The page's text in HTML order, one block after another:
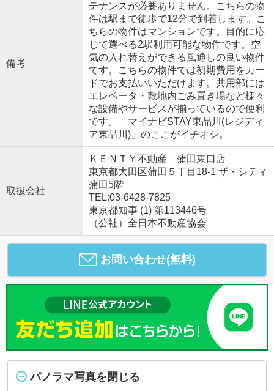
備考
テナンスが必要ありません。こちらの物
件は駅まで徒歩で12分で到着します。こ
ちらの物件はマンションです。目的に応
じて選べる2駅利用可能な物件です。空
気の入れ替えができる風通しの良い物件
です。こちらの物件では初期費用をカー
ドでお支払いいただけます。共用部には
エレベータ・敷地内ごみ置き場など様々
な設備やサービスが揃っているので便利
です。「マイナビSTAY東品川(レジディ
ア東品川)」のここがイチオシ。
取扱会社
ＫＥＮＴＹ不動産 蒲田東口店
東京都大田区蒲田５丁目18-1 ザ・シティ
蒲田5階
TEL:03-6428-7825
東京都知事 (1) 第113446号
（公社）全日本不動産協会
お問い合わせ(無料)
パノラマ写真を閉じる